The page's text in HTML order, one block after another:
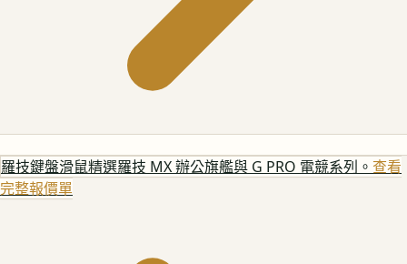
羅技鍵盤滑鼠精選羅技 MX 辦公旗艦與 G PRO 電競系列。 查看
完整報價單